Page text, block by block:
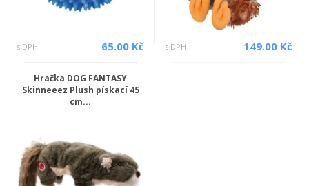
s DPH 65.00 Kč s DPH 149.00 Kč
Hračka DOG FANTASY
Skinneeez Plush pískací 45
cm...